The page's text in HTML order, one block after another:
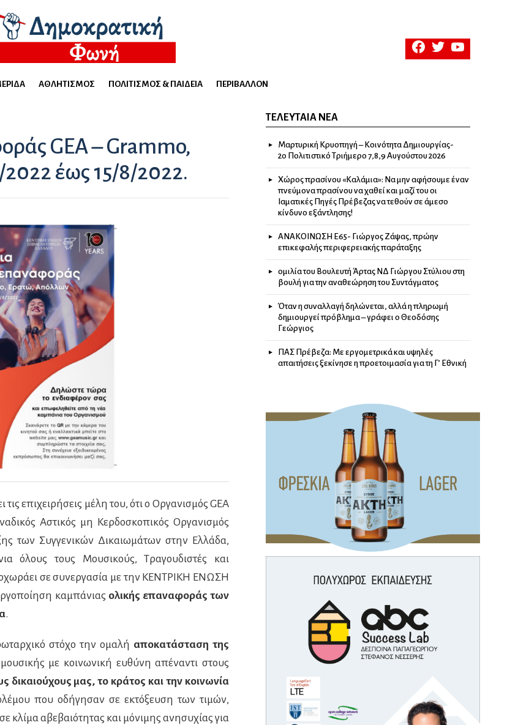
facebooktwitteryoutube
ΑΘΛΗΤΙΣΜΌΣ ΠΟΛΙΤΙΣΜΌΣ & ΠΑΙΔΕΊΑ ΠΕΡΙΒΆΛΛΟΝ
GEA – Grammo,
έως 15/8/2022.
επιχειρήσεις μέλη του, ότι ο Οργανισμός GEA
Αστικός μη Κερδοσκοπικός Οργανισμός
των Συγγενικών Δικαιωμάτων στην Ελλάδα,
όλους τους Μουσικούς, Τραγουδιστές και
σε συνεργασία με την ΚΕΝΤΡΙΚΗ ΕΝΩΣΗ
καμπάνιας ολικής επαναφοράς των
.
στόχο την ομαλή αποκατάσταση της
με κοινωνική ευθύνη απέναντι στους
δικαιούχους μας, το κράτος και την κοινωνία
που οδήγησαν σε εκτόξευση των τιμών,
κλίμα αβεβαιότητας και μόνιμης ανησυχίας για
ΤΕΛΕΥΤΑΊΑ ΝΈΑ
Μαρτυρική Κρυοπηγή – Κοινότητα Δημιουργίας-
2ο Πολιτιστικό Τριήμερο 7,8,9 Αυγούστου 2026
Χώρος πρασίνου «Καλάμια»: Να μην αφήσουμε έναν
πνεύμονα πρασίνου να χαθεί και μαζί του οι
Ιαματικές Πηγές Πρέβεζας να τεθούν σε άμεσο
κίνδυνο εξάντλησης!
ΑΝΑΚΟΙΝΩΣΗ Ε65- Γιώργος Ζάψας, πρώην
επικεφαλής περιφερειακής παράταξης
ομιλία του Βουλευτή Άρτας ΝΔ Γιώργου Στύλιου στη
βουλή για την αναθεώρηση του Συντάγματος
Όταν η συναλλαγή δηλώνεται, αλλά η πληρωμή
δημιουργεί πρόβλημα – γράφει ο Θεοδόσης
Γεώργιος
ΠΑΣ Πρέβεζα: Με εργομετρικά και υψηλές
απαιτήσεις ξεκίνησε η προετοιμασία για τη Γ’ Εθνική